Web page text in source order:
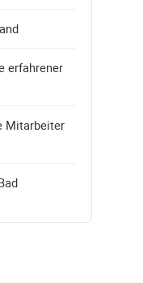
erfahrener
Mitarbeiter